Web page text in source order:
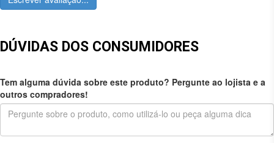
DÚVIDAS DOS CONSUMIDORES
Tem alguma dúvida sobre este produto? Pergunte ao lojista e a
outros compradores!